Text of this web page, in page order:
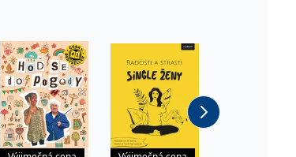
a slouží k počítání a sledování zobrazení
Může také shromažďovat informace o
dialogových oken.
Popis
### Luigisbox???